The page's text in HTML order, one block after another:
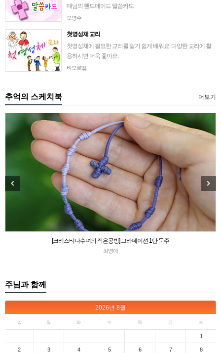
매님의 핸드메이드 말씀카드
오영주
첫영성체 교리
첫영성체에 필요한 교리를 알기 쉽게 배워요. 다양한 교리에 활
용하시면 더욱 좋아요.
바오로딸
더보기
추억의 스케치북
[크리스티나수녀의 작은공방] 그라데이션 1단 묵주
최명애
주님과 함께
2026년 8월
일 월 화 수 목 금 토
1
2 3 4 5 6 7 8